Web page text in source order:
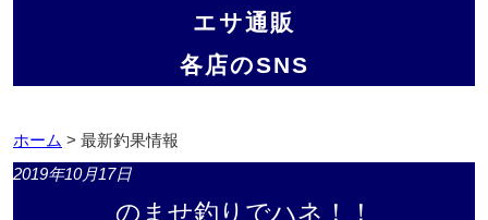
エサ通販
各店のSNS
ホーム > 最新釣果情報
2019年10月17日
のませ釣りでハネ！！